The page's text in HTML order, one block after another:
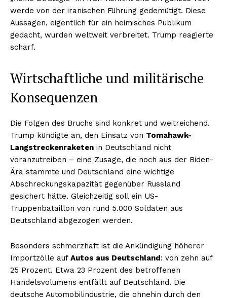
werde von der iranischen Führung gedemütigt. Diese
Aussagen, eigentlich für ein heimisches Publikum
gedacht, wurden weltweit verbreitet. Trump reagierte
scharf.
Wirtschaftliche und militärische
Konsequenzen
Die Folgen des Bruchs sind konkret und weitreichend.
Trump kündigte an, den Einsatz von Tomahawk-
Langstreckenraketen in Deutschland nicht
voranzutreiben – eine Zusage, die noch aus der Biden-
Ära stammte und Deutschland eine wichtige
Abschreckungskapazität gegenüber Russland
gesichert hätte. Gleichzeitig soll ein US-
Truppenbataillon von rund 5.000 Soldaten aus
Deutschland abgezogen werden.
Besonders schmerzhaft ist die Ankündigung höherer
Importzölle auf Autos aus Deutschland: von zehn auf
25 Prozent. Etwa 23 Prozent des betroffenen
Handelsvolumens entfällt auf Deutschland. Die
deutsche Automobilindustrie, die ohnehin durch den